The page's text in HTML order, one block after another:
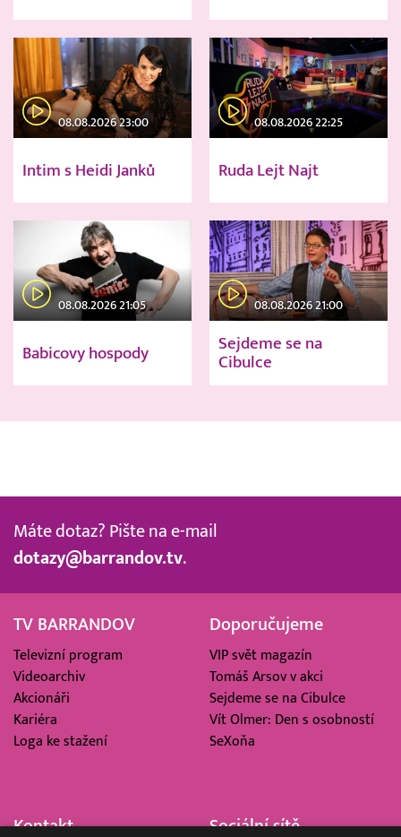
08.08.2026 23:00
Intim s Heidi Janků
08.08.2026 22:25
Ruda Lejt Najt
08.08.2026 21:05
Babicovy hospody
08.08.2026 21:00
Sejdeme se na
Cibulce
Máte dotaz? Pište na e-mail
dotazy@barrandov.tv.
TV BARRANDOV
Televizní program
Videoarchiv
Akcionáři
Kariéra
Loga ke stažení
Doporučujeme
VIP svět magazín
Tomáš Arsov v akci
Sejdeme se na Cibulce
Vít Olmer: Den s osobností
SeXoňa
Kontakt Sociální sítě